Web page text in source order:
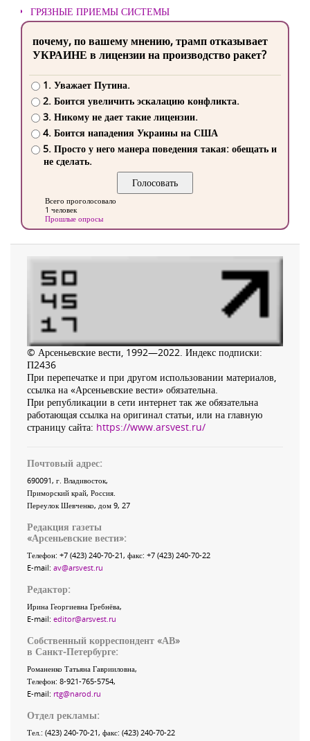
ГРЯЗНЫЕ ПРИЕМЫ СИСТЕМЫ
почему, по вашему мнению, трамп отказывает
УКРАИНЕ в лицензии на производство ракет?
1. Уважает Путина.
2. Боится увеличить эскалацию конфликта.
3. Никому не дает такие лицензии.
4. Боится нападения Украины на США
5. Просто у него манера поведения такая: обещать и
не сделать.
Всего проголосовало
1 человек
Прошлые опросы
© Арсеньевские вести, 1992—2022. Индекс подписки:
П2436
При перепечатке и при другом использовании материалов,
ссылка на «Арсеньевские вести» обязательна.
При републикации в сети интернет так же обязательна
работающая ссылка на оригинал статьи, или на главную
страницу сайта: https://www.arsvest.ru/
Почтовый адрес:
690091, г. Владивосток,
Приморский край, Россия.
Переулок Шевченко, дом 9, 27
Редакция газеты
«Арсеньевские вести»:
Телефон: +7 (423) 240-70-21, факс: +7 (423) 240-70-22
E-mail: av@arsvest.ru
Редактор:
Ирина Георгиевна Гребнёва,
E-mail: editor@arsvest.ru
Собственный корреспондент «АВ»
в Санкт-Петербурге:
Романенко Татьяна Гаврииловна,
Телефон: 8-921-765-5754,
E-mail: rtg@narod.ru
Отдел рекламы:
Тел.: (423) 240-70-21, факс: (423) 240-70-22